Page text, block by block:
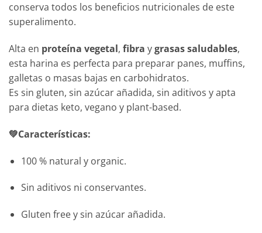
conserva todos los beneficios nutricionales de este
superalimento.
Alta en proteína vegetal, fibra ygrasas saludables,
esta harina es perfecta para preparar panes, muffins,
galletas o masas bajas en carbohidratos.
Es sin gluten, sin azúcar añadida, sin aditivos y apta
para dietas keto, vegano y plant-based.
💚Características:
100 % natural y organic.
Sin aditivos ni conservantes.
Gluten free y sin azúcar añadida.